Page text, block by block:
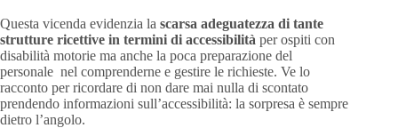
Questa vicenda evidenzia la scarsa adeguatezza di tante
strutture ricettive in termini di accessibilità per ospiti con
disabilità motorie ma anche la poca preparazione del
personale nel comprenderne e gestire le richieste. Ve lo
racconto per ricordare di non dare mai nulla di scontato
prendendo informazioni sull’accessibilità: la sorpresa è sempre
dietro l’angolo.